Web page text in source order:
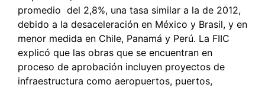
promedio del 2,8%, una tasa similar a la de 2012,
debido a la desaceleración en México y Brasil, y en
menor medida en Chile, Panamá y Perú. La FIIC
explicó que las obras que se encuentran en
proceso de aprobación incluyen proyectos de
infraestructura como aeropuertos, puertos,